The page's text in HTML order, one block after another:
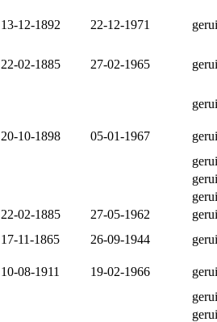
13-12-1892 22-12-1971
22-02-1885 27-02-1965
20-10-1898 05-01-1967
22-02-1885 27-05-1962
17-11-1865 26-09-1944
10-08-1911 19-02-1966